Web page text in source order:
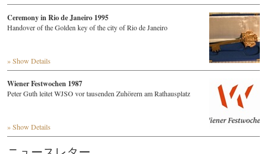
Ceremony in Rio de Janeiro 1995
Handover of the Golden key of the city of Rio de Janeiro
» Show Details
Wiener Festwochen 1987
Peter Guth leitet WJSO vor tausenden Zuhörern am Rathausplatz
» Show Details